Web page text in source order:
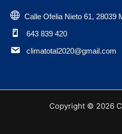
Calle Ofelia Nieto 61, 28039
643 839 420
climatotal2020@gmail.com
Copyright © 2026